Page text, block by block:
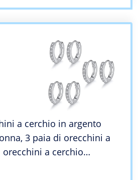
a cerchio in argento
3 paia di orecchini a
a cerchio
10 mm per dormire